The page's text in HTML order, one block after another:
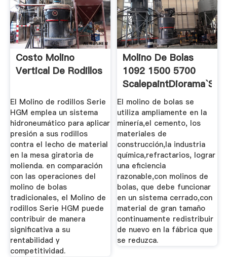
Costo Molino
Vertical De Rodillos
El Molino de rodillos Serie
HGM emplea un sistema
hidroneumático para aplicar
presión a sus rodillos
contra el lecho de material
en la mesa giratoria de
molienda. en comparación
con las operaciones del
molino de bolas
tradicionales, el Molino de
rodillos Serie HGM puede
contribuir de manera
significativa a su
rentabilidad y
competitividad.
Molino De Bolas
1092 1500 5700
ScalepaintDiorama`s
El molino de bolas se
utiliza ampliamente en la
minería,el cemento, los
materiales de
construcción,la industria
química,refractarios, lograr
una eficiencia
razonable,con molinos de
bolas, que debe funcionar
en un sistema cerrado,con
material de gran tamaño
continuamente redistribuir
de nuevo en la fábrica que
se reduzca.